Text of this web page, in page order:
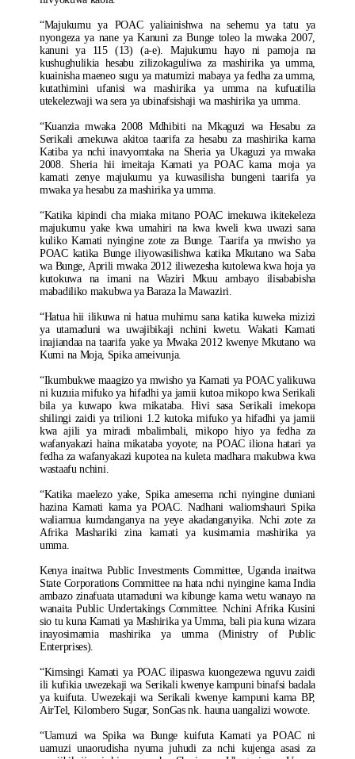
“Majukumu ya POAC yaliainishwa na sehemu ya tatu ya
nyongeza ya nane ya Kanuni za Bunge toleo la mwaka 2007,
kanuni ya 115 (13) (a-e). Majukumu hayo ni pamoja na
kushughulikia hesabu zilizokaguliwa za mashirika ya umma,
kuainisha maeneo sugu ya matumizi mabaya ya fedha za umma,
kutathimini ufanisi wa mashirika ya umma na kufuatilia
utekelezwaji wa sera ya ubinafsishaji wa mashirika ya umma.
“Kuanzia mwaka 2008 Mdhibiti na Mkaguzi wa Hesabu za
Serikali amekuwa akitoa taarifa za hesabu za mashirika kama
Katiba ya nchi inavyomtaka na Sheria ya Ukaguzi ya mwaka
2008. Sheria hii imeitaja Kamati ya POAC kama moja ya
kamati zenye majukumu ya kuwasilisha bungeni taarifa ya
mwaka ya hesabu za mashirika ya umma.
“Katika kipindi cha miaka mitano POAC imekuwa ikitekeleza
majukumu yake kwa umahiri na kwa kweli kwa uwazi sana
kuliko Kamati nyingine zote za Bunge. Taarifa ya mwisho ya
POAC katika Bunge iliyowasilishwa katika Mkutano wa Saba
wa Bunge, Aprili mwaka 2012 iliwezesha kutolewa kwa hoja ya
kutokuwa na imani na Waziri Mkuu ambayo ilisababisha
mabadiliko makubwa ya Baraza la Mawaziri.
“Hatua hii ilikuwa ni hatua muhimu sana katika kuweka mizizi
ya utamaduni wa uwajibikaji nchini kwetu. Wakati Kamati
inajiandaa na taarifa yake ya Mwaka 2012 kwenye Mkutano wa
Kumi na Moja, Spika ameivunja.
“Ikumbukwe maagizo ya mwisho ya Kamati ya POAC yalikuwa
ni kuzuia mifuko ya hifadhi ya jamii kutoa mikopo kwa Serikali
bila ya kuwapo kwa mikataba. Hivi sasa Serikali imekopa
shilingi zaidi ya trilioni 1.2 kutoka mifuko ya hifadhi ya jamii
kwa ajili ya miradi mbalimbali, mikopo hiyo ya fedha za
wafanyakazi haina mikataba yoyote; na POAC iliona hatari ya
fedha za wafanyakazi kupotea na kuleta madhara makubwa kwa
wastaafu nchini.
“Katika maelezo yake, Spika amesema nchi nyingine duniani
hazina Kamati kama ya POAC. Nadhani waliomshauri Spika
waliamua kumdanganya na yeye akadanganyika. Nchi zote za
Afrika Mashariki zina kamati ya kusimamia mashirika ya
umma.
Kenya inaitwa Public Investments Committee, Uganda inaitwa
State Corporations Committee na hata nchi nyingine kama India
ambazo zinafuata utamaduni wa kibunge kama wetu wanayo na
wanaita Public Undertakings Committee. Nchini Afrika Kusini
sio tu kuna Kamati ya Mashirika ya Umma, bali pia kuna wizara
inayosimamia mashirika ya umma (Ministry of Public
Enterprises).
“Kimsingi Kamati ya POAC ilipaswa kuongezewa nguvu zaidi
ili kufikia uwezekaji wa Serikali kwenye kampuni binafsi badala
ya kuifuta. Uwezekaji wa Serikali kwenye kampuni kama BP,
AirTel, Kilombero Sugar, SonGas nk. hauna uangalizi wowote.
“Uamuzi wa Spika wa Bunge kuifuta Kamati ya POAC ni
uamuzi unaorudisha nyuma juhudi za nchi kujenga asasi za